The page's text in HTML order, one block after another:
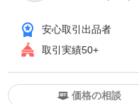
返品、交換は致しかね
安心取引出品者
取引実績50+
価格の相談